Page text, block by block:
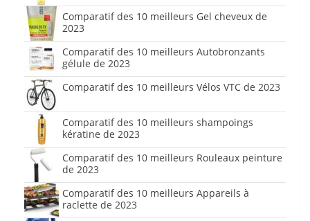
Comparatif des 10 meilleurs Gel cheveux de
2023
Comparatif des 10 meilleurs Autobronzants
gélule de 2023
Comparatif des 10 meilleurs Vélos VTC de 2023
Comparatif des 10 meilleurs shampoings
kératine de 2023
Comparatif des 10 meilleurs Rouleaux peinture
de 2023
Comparatif des 10 meilleurs Appareils à
raclette de 2023